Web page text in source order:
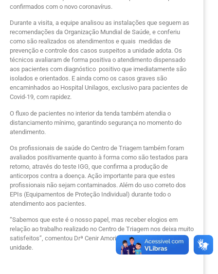
confirmados com o novo coronavírus.
Durante a visita, a equipe analisou as instalações que seguem as
recomendações da Organização Mundial de Saúde, e conferiu
como são realizados os atendimentos e quais medidas de
prevenção e controle dos casos suspeitos a unidade adota. Os
técnicos avaliaram de forma positiva o atendimento dispensado
aos pacientes com diagnóstico positivo que imediatamente são
isolados e orientados. E ainda como os casos graves são
encaminhados ao Hospital Unilagos, exclusivo para pacientes de
Covid-19, com rapidez.
O fluxo de pacientes no interior da tenda também atendia o
distanciamento mínimo, garantindo segurança no momento do
atendimento.
Os profissionais de saúde do Centro de Triagem também foram
avaliados positivamente quanto à forma como são testados para
retorno, através do teste IGG, que confirma a produção de
anticorpos contra a doença. Ação importante para que estes
profissionais não sejam contaminados. Além do uso correto dos
EPIs (Equipamentos de Proteção Individual) durante todo o
atendimento aos pacientes.
“Sabemos que este é o nosso papel, mas receber elogios em
relação ao trabalho realizado no Centro de Triagem nos deixa muito
satisfeitos”, comentou Drª Cenir Amorim, diretora médica da
unidade.